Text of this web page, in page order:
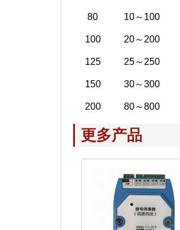
80 10～100
100 20～200
125 25～ 250
150 30～300
200 80～800
更多产品